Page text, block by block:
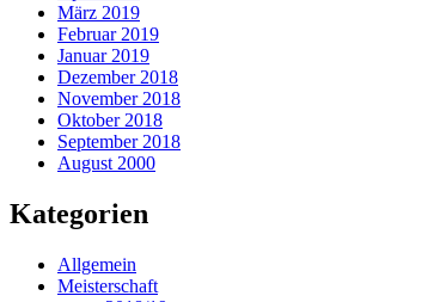
März 2019
Februar 2019
Januar 2019
Dezember 2018
November 2018
Oktober 2018
September 2018
August 2000
Kategorien
Allgemein
Meisterschaft